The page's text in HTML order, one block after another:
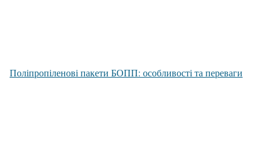
Поліпропіленові пакети БОПП: особливості та переваги